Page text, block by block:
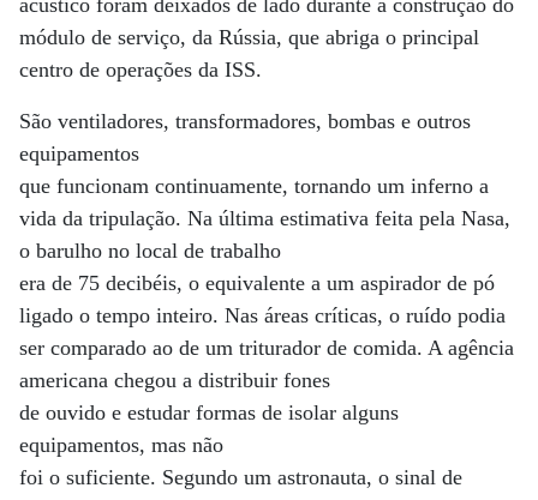
acústico foram deixados de lado durante a construção do
módulo de serviço, da Rússia, que abriga o principal
centro de operações da ISS.
São ventiladores, transformadores, bombas e outros
equipamentos
que funcionam continuamente, tornando um inferno a
vida da tripulação. Na última estimativa feita pela Nasa,
o barulho no local de trabalho
era de 75 decibéis, o equivalente a um aspirador de pó
ligado o tempo inteiro. Nas áreas críticas, o ruído podia
ser comparado ao de um triturador de comida. A agência
americana chegou a distribuir fones
de ouvido e estudar formas de isolar alguns
equipamentos, mas não
foi o suficiente. Segundo um astronauta, o sinal de